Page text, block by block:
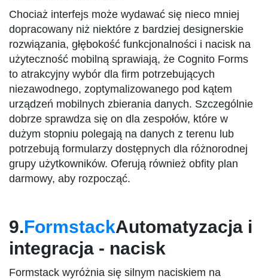
Chociaż interfejs może wydawać się nieco mniej
dopracowany niż niektóre z bardziej designerskie
rozwiązania, głębokość funkcjonalności i nacisk na
użyteczność mobilną sprawiają, że Cognito Forms
to atrakcyjny wybór dla firm potrzebujących
niezawodnego, zoptymalizowanego pod kątem
urządzeń mobilnych zbierania danych. Szczególnie
dobrze sprawdza się on dla zespołów, które w
dużym stopniu polegają na danych z terenu lub
potrzebują formularzy dostępnych dla różnorodnej
grupy użytkowników. Oferują również obfity plan
darmowy, aby rozpocząć.
9.FormstackAutomatyzacja i
integracja - nacisk
Formstack wyróżnia się silnym naciskiem na